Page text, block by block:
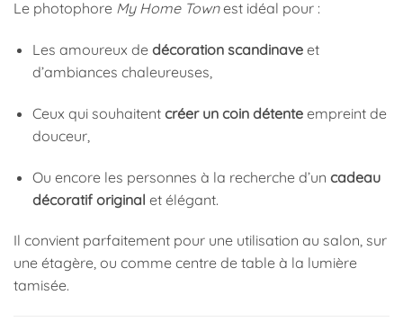
Le photophore My Home Townest idéal pour :
Les amoureux de décoration scandinaveet
d’ambiances chaleureuses,
Ceux qui souhaitent créer un coin détenteempreint de
douceur,
Ou encore les personnes à la recherche d’un cadeau
décoratif original et élégant.
Il convient parfaitement pour une utilisation au salon, sur
une étagère, ou comme centre de table à la lumière
tamisée.